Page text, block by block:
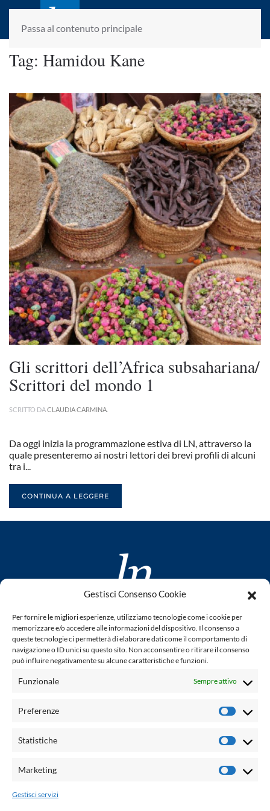
Gestisci Consenso Cookie
Per fornire le migliori esperienze, utilizziamo tecnologie come i cookie per
memorizzare e/o accedere alle informazioni del dispositivo. Il consenso a
queste tecnologie ci permetterà di elaborare dati come il comportamento di
navigazione o ID unici su questo sito. Non acconsentire o ritirare il consenso
può influire negativamente su alcune caratteristiche e funzioni.
Funzionale Sempre attivo
Preferenze
Statistiche
Marketing
Gestisci servizi
Passa al contenuto principale
laletteraturaenoi.it
fondato da Romano Luperini
Tag: Hamidou Kane
Gli scrittori dell’Africa subsahariana/
Scrittori del mondo 1
SCRITTO DACLAUDIA CARMINA
Da oggi inizia la programmazione estiva di LN, attraverso la
quale presenteremo ai nostri lettori dei brevi profili di alcuni
tra i...
CONTINUA A LEGGERE
www.laletteraturaenoi.it
fondato da Romano Luperini
Questo blog non rappresenta una testata giornalistica in
quanto viene aggiornato senza alcuna periodicità. Non può
legge n° 62 del 7.03.2001. L'autore non è responsabile per
email: